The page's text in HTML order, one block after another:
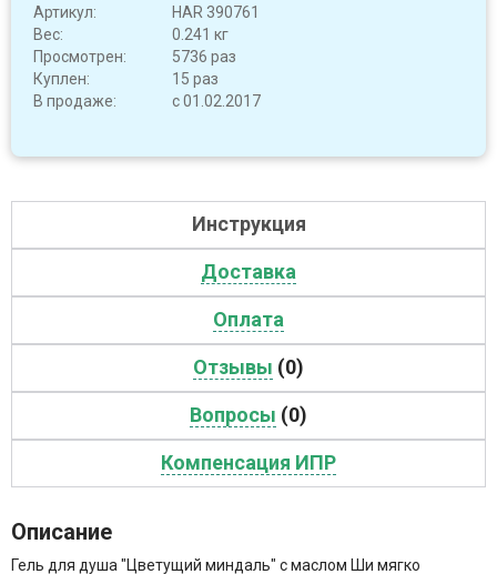
Артикул:
HAR 390761
Вес:
0.241 кг
Просмотрен:
5736 раз
Куплен:
15 раз
В продаже:
с 01.02.2017
Инструкция
Доставка
Оплата
Отзывы (0)
Вопросы (0)
Компенсация ИПР
Описание
Гель для душа "Цветущий миндаль" с маслом Ши мягко